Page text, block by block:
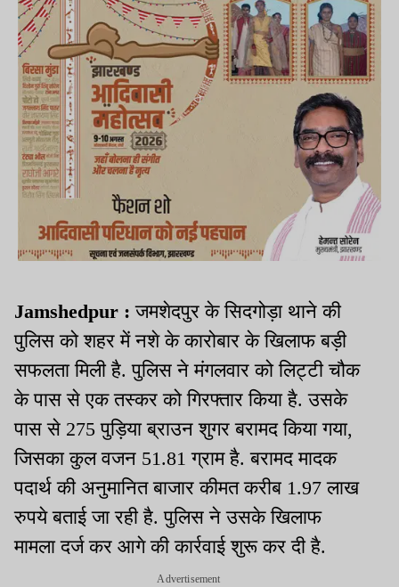
Jamshedpur :जमशेदपुर के सिदगोड़ा थाने की
पुलिस को शहर में नशे के कारोबार के खिलाफ बड़ी
सफलता मिली है. पुलिस ने मंगलवार को लिट्टी चौक
के पास से एक तस्कर को गिरफ्तार किया है. उसके
पास से 275 पुड़िया ब्राउन शुगर बरामद किया गया,
जिसका कुल वजन 51.81 ग्राम है. बरामद मादक
पदार्थ की अनुमानित बाजार कीमत करीब 1.97 लाख
रुपये बताई जा रही है. पुलिस ने उसके खिलाफ
मामला दर्ज कर आगे की कार्रवाई शुरू कर दी है.
Advertisement